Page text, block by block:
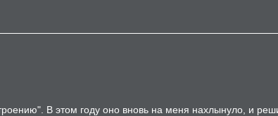
В этом году оно вновь на меня нахлынуло, и